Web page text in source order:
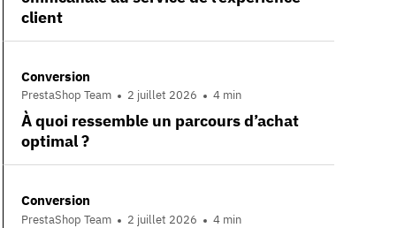
client
Conversion
PrestaShop Team 2 juillet 2026 4 min
À quoi ressemble un parcours d’achat
optimal ?
Conversion
PrestaShop Team 2 juillet 2026 4 min